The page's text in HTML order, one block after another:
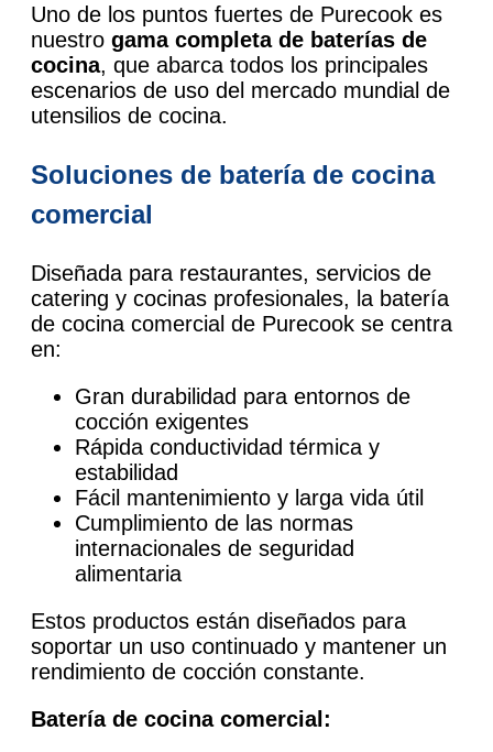
Uno de los puntos fuertes de Purecook es
nuestro gama completa de baterías de
cocina, que abarca todos los principales
escenarios de uso del mercado mundial de
utensilios de cocina.
Soluciones de batería de cocina
comercial
Diseñada para restaurantes, servicios de
catering y cocinas profesionales, la batería
de cocina comercial de Purecook se centra
en:
Gran durabilidad para entornos de
cocción exigentes
Rápida conductividad térmica y
estabilidad
Fácil mantenimiento y larga vida útil
Cumplimiento de las normas
internacionales de seguridad
alimentaria
Estos productos están diseñados para
soportar un uso continuado y mantener un
rendimiento de cocción constante.
Batería de cocina comercial: